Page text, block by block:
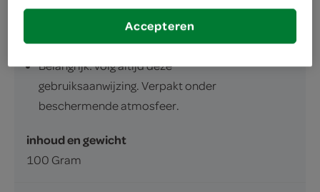
Babyvoeding
Belangrijk: volg altijd deze
gebruiksaanwijzing. Verpakt onder
beschermende atmosfeer.
inhoud en gewicht
100 Gram
Accepteren